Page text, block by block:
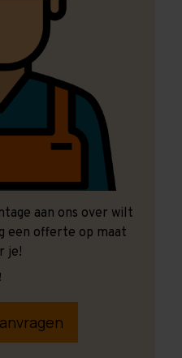
aan ons over wilt
een offerte op maat
je!